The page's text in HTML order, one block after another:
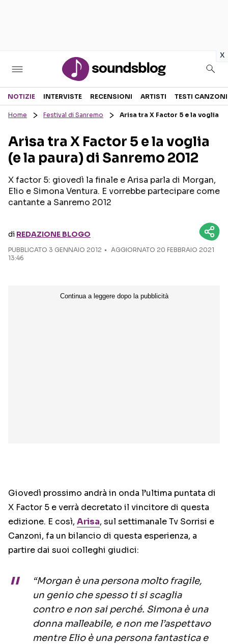
x
Sezioni
RECENSIONI MUSICALI
INTERVISTE
GOSSIP E CURIOSITÀ
TESTI CANZONI
TOUR ED EVENTI
TALENT SHOW
Seguici sui social
NOTIZIE INTERVISTE RECENSIONI ARTISTI TESTI CANZONI
Home Festival di Sanremo Arisa tra X Factor 5 e la voglia
Arisa tra X Factor 5 e la voglia
(e la paura) di Sanremo 2012
X factor 5: giovedì la finale e Arisa parla di Morgan,
Elio e Simona Ventura. E vorrebbe partecipare come
cantante a Sanremo 2012
di REDAZIONE BLOGO
PUBBLICATO 3 GENNAIO 2012
AGGIORNATO 20 FEBBRAIO 2021
13:46
Giovedì prossimo andrà in onda l’ultima puntata di
X Factor 5 e verrà decretato il vincitore di questa
edizione. E così, Arisa, sul settimanale Tv Sorrisi e
Canzoni, fa un bilancio di questa esperienza, a
partire dai suoi colleghi giudici:
“Morgan è una persona molto fragile,
un genio che spesso ti si scaglia
contro e non sai perché. Simona è una
donna malleabile, e non me l’aspettavo
mentre Elio è una persona fantastica e